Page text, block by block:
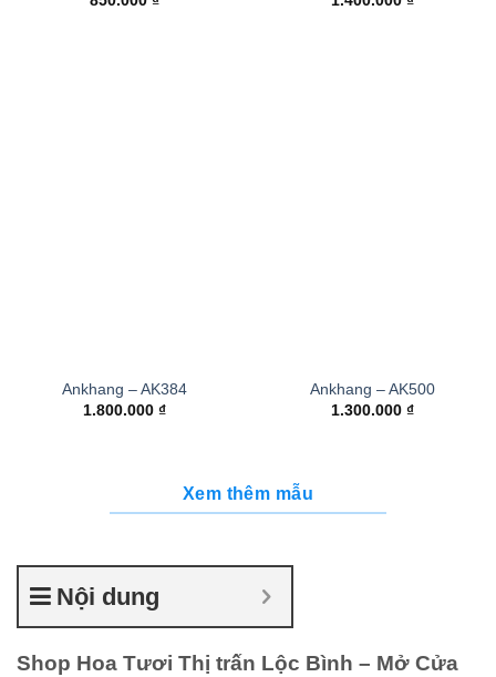
Ankhang – AK384
1.800.000 ₫
Ankhang – AK500
1.300.000 ₫
Xem thêm mẫu
Nội dung
Shop Hoa Tươi Thị trấn Lộc Bình – Mở Cửa